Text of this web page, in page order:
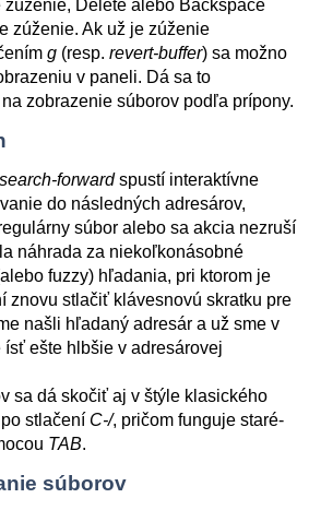
zúženie, Delete alebo Backspace
zúženie. Ak už je zúženie
g (resp. revert-buffer) sa možno
v paneli. Dá sa to
zobrazenie súborov podľa prípony.
forwardspustí interaktívne
do následných adresárov,
súbor alebo sa akcia nezruší
náhrada za niekoľkonásobné
fuzzy) hľadania, pri ktorom je
znovu stlačiť klávesnovú skratku pre
našli hľadaný adresár a už sme v
ísť ešte hlbšie v adresárovej
sa dá skočiť aj v štýle klasického
stlačení C-/, pričom funguje staré-
TAB.
súborov